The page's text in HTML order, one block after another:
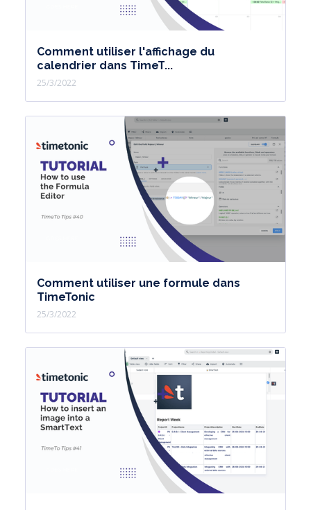
Comment utiliser l'affichage du
calendrier dans TimeT...
25/3/2022
Comment utiliser une formule dans
TimeTonic
25/3/2022